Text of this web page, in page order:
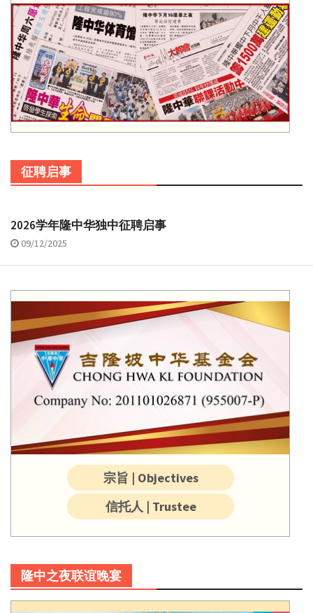
征聘启事
2026学年隆中华独中征聘启事
09/12/2025
宗旨 | Objectives
信托人 | Trustee
隆中之夜联谊晚宴